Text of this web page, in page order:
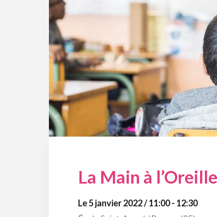
La Main à
Le 5 janvier 2022 / 11:00 - 12:30